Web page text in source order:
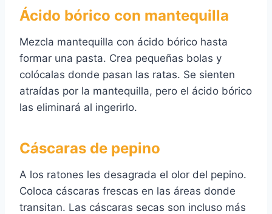
Ácido bórico con mantequilla
Mezcla mantequilla con ácido bórico hasta
formar una pasta. Crea pequeñas bolas y
colócalas donde pasan las ratas. Se sienten
atraídas por la mantequilla, pero el ácido bórico
las eliminará al ingerirlo.
Cáscaras de pepino
A los ratones les desagrada el olor del pepino.
Coloca cáscaras frescas en las áreas donde
transitan. Las cáscaras secas son incluso más